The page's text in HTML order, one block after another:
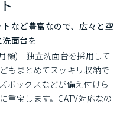
など豊富なので、広々と空
面台を
額)　独立洗面台を採用して
もまとめてスッキリ収納で
ボックスなどが備え付けら
重宝します。CATV対応なの